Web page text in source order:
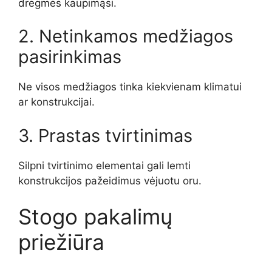
drėgmės kaupimąsi.
2. Netinkamos medžiagos
pasirinkimas
Ne visos medžiagos tinka kiekvienam klimatui
ar konstrukcijai.
3. Prastas tvirtinimas
Silpni tvirtinimo elementai gali lemti
konstrukcijos pažeidimus vėjuotu oru.
Stogo pakalimų
priežiūra